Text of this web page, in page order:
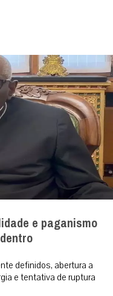
e paganismo
definidos, abertura a
e tentativa de ruptura